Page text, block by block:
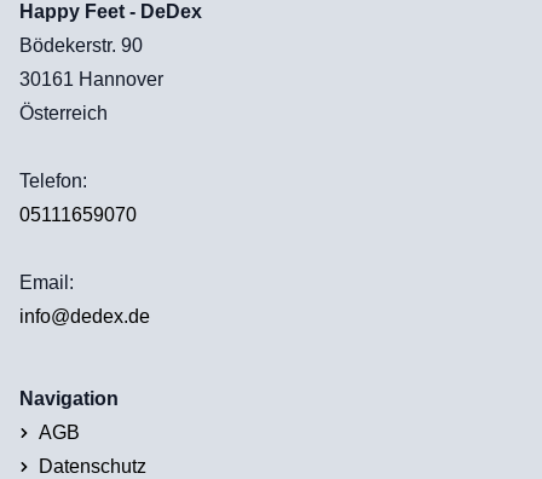
Happy Feet - DeDex
Bödekerstr. 90
30161 Hannover
Österreich
Telefon:
05111659070
Email:
info@dedex.de
Navigation
AGB
Datenschutz